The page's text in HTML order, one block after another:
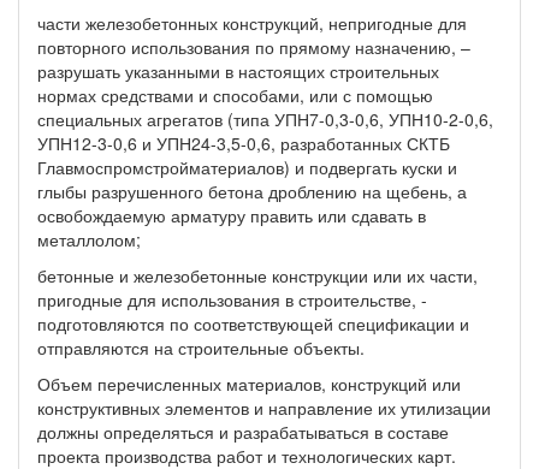
части железобетонных конструкций, непригодные для
повторного использования по прямому назначению, –
разрушать указанными в настоящих строительных
нормах средствами и способами, или с помощью
специальных агрегатов (типа УПН7-0,3-0,6, УПН10-2-0,6,
УПН12-3-0,6 и УПН24-3,5-0,6, разработанных СКТБ
Главмоспромстройматериалов) и подвергать куски и
глыбы разрушенного бетона дроблению на щебень, а
освобождаемую арматуру править или сдавать в
металлолом;
бетонные и железобетонные конструкции или их части,
пригодные для использования в строительстве, -
подготовляются по соответствующей спецификации и
отправляются на строительные объекты.
Объем перечисленных материалов, конструкций или
конструктивных элементов и направление их утилизации
должны определяться и разрабатываться в составе
проекта производства работ и технологических карт.